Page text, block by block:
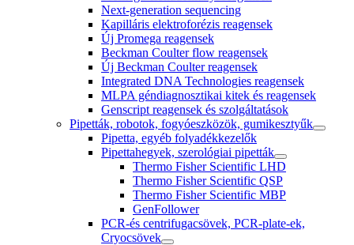
Next-generation sequencing
Kapilláris elektroforézis reagensek
Új Promega reagensek
Beckman Coulter flow reagensek
Új Beckman Coulter reagensek
Integrated DNA Technologies reagensek
MLPA géndiagnosztikai kitek és reagensek
Genscript reagensek és szolgáltatások
Pipetták, robotok, fogyóeszközök, gumikesztyűk
Pipetta, egyéb folyadékkezelők
Pipettahegyek, szerológiai pipetták
Thermo Fisher Scientific LHD
Thermo Fisher Scientific QSP
Thermo Fisher Scientific MBP
GenFollower
PCR-és centrifugacsövek, PCR-plate-ek,
Cryocsövek